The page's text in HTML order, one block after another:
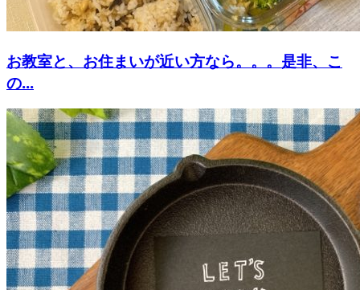
お教室と、お住まいが近い方なら。。。是非、こ
の...